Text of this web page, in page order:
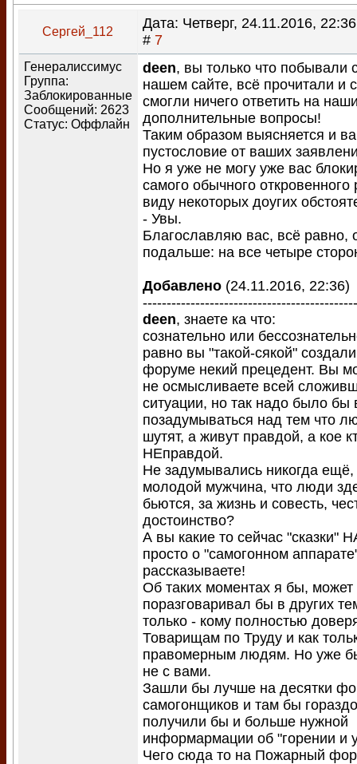
Сергей_112
Дата: Четверг, 24.11.2016,
# 7
Генералиссимус
Группа:
Заблокированные
Сообщений: 2623
Статус: Оффлайн
deen, вы только что побывали
нашем сайте, всё прочитали и
смогли ничего ответить на
дополнительные вопросы!
Таким образом выясняется и
пустословие от ваших
Но я уже не могу уже вас
самого обычного
виду некоторых доугих
- Увы.
Благославляю вас, всё равно,
подальше: на все четыре
Добавлено (24.11.2016, 22:36)
---------------------------------------------
deen, знаете ка что:
сознательно или
равно вы "такой-сякой"
форуме некий прецедент. Вы
не осмысливаете всей
ситуации, но так надо было
позадумываться над тем что
шутят, а живут правдой, а кое
НЕправдой.
Не задумывались никогда
молодой мужчина, что люди
бьются, за жизнь и совесть,
достоинство?
А вы какие то сейчас "сказки"
просто о "самогонном
рассказываете!
Об таких моментах я бы, может
поразговаривал бы в других
только - кому полностью
Товарищам по Труду и как
правомерным людям. Но уже
не с вами.
Зашли бы лучше на десятки
самогонщиков и там бы
получили бы и больше нужной
информармации об "горении и
Чего сюда то на Пожарный